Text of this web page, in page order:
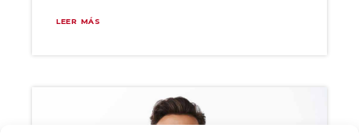
LEER MÁS